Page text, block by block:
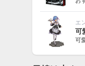
エ
可
可